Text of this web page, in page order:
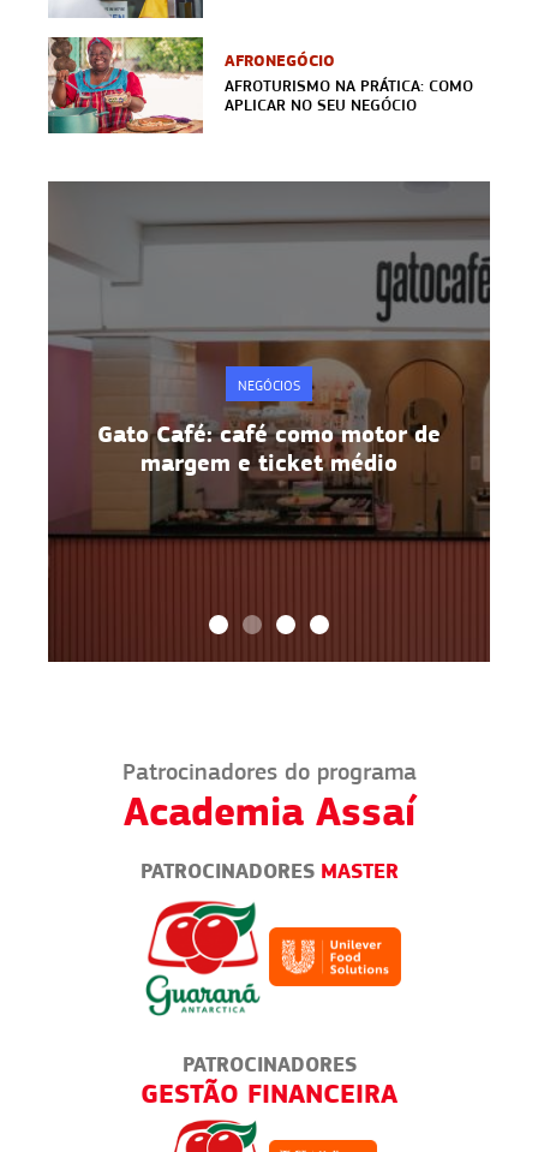
AFRONEGÓCIO
AFROTURISMO NA PRÁTICA: COMO
APLICAR NO SEU NEGÓCIO
NEGÓCIOS
Metodologia 5S: disciplina e
produtividade na prática
Patrocinadores do programa
Academia Assaí
PATROCINADORES MASTER
PATROCINADORES
GESTÃO FINANCEIRA